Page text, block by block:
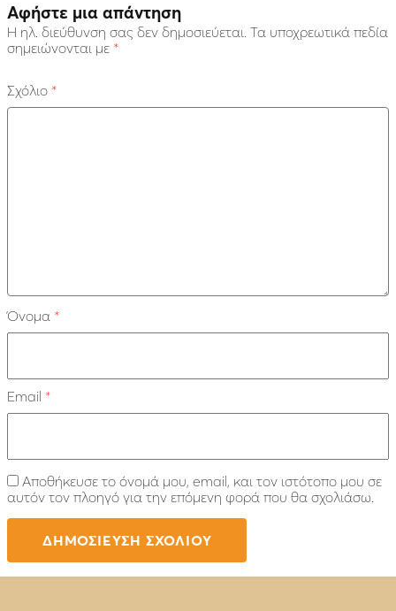
Αφήστε μια απάντηση
Η ηλ. διεύθυνση σας δεν δημοσιεύεται. Τα υποχρεωτικά πεδία
σημειώνονται με *
Σχόλιο *
Όνομα *
Email *
Αποθήκευσε το όνομά μου, email, και τον ιστότοπο μου σε
αυτόν τον πλοηγό για την επόμενη φορά που θα σχολιάσω.